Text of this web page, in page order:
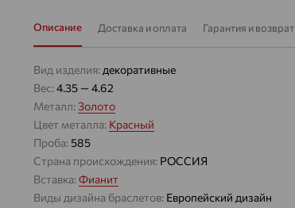
Описание Доставка и оплата Гарантия и возврат
Вид изделия: декоративные
Вес:4.35 — 4.62
Металл:Золото
Цвет металла: Красный
Проба:585
Страна происхождения: РОССИЯ
Вставка:Фианит
Виды дизайна браслетов: Европейский дизайн